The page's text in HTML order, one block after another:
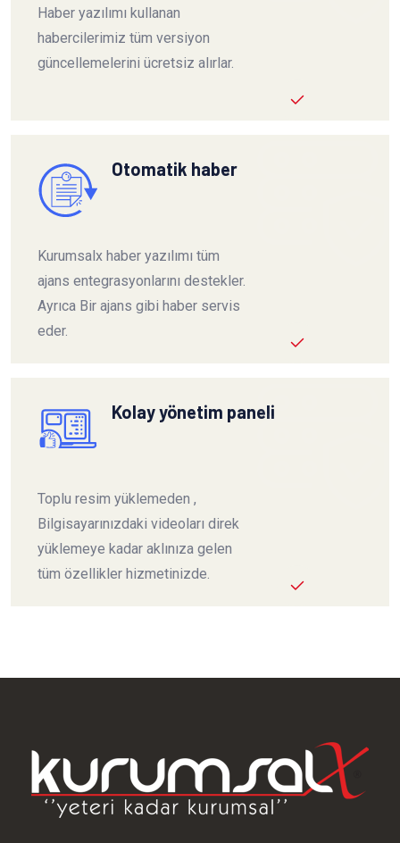
Haber yazılımı kullanan
habercilerimiz tüm versiyon
güncellemelerini ücretsiz alırlar.
Otomatik haber
Kurumsalx haber yazılımı tüm
ajans entegrasyonlarını destekler.
Ayrıca Bir ajans gibi haber servis
eder.
Kolay yönetim paneli
Toplu resim yüklemeden ,
Bilgisayarınızdaki videoları direk
yüklemeye kadar aklınıza gelen
tüm özellikler hizmetinizde.